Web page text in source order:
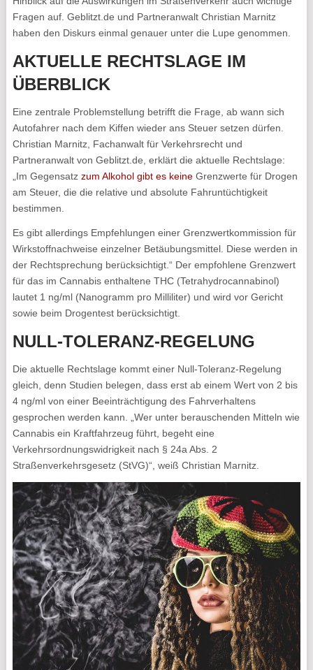
Fragen auf. Geblitzt.de und Partneranwalt Christian Marnitz
haben den Diskurs einmal genauer unter die Lupe genommen.
AKTUELLE RECHTSLAGE IM
ÜBERBLICK
Eine zentrale Problemstellung betrifft die Frage, ab wann sich
Autofahrer nach dem Kiffen wieder ans Steuer setzen dürfen.
Christian Marnitz, Fachanwalt für Verkehrsrecht und
Partneranwalt von Geblitzt.de, erklärt die aktuelle Rechtslage:
„Im Gegensatz zum Alkohol gibt es keineGrenzwerte für Drogen
am Steuer, die die relative und absolute Fahruntüchtigkeit
bestimmen.
Es gibt allerdings Empfehlungen einer Grenzwertkommission für
Wirkstoffnachweise einzelner Betäubungsmittel. Diese werden in
der Rechtsprechung berücksichtigt.“ Der empfohlene Grenzwert
für das im Cannabis enthaltene THC (Tetrahydrocannabinol)
lautet 1 ng/ml (Nanogramm pro Milliliter) und wird vor Gericht
sowie beim Drogentest berücksichtigt.
NULL-TOLERANZ-REGELUNG
Die aktuelle Rechtslage kommt einer Null-Toleranz-Regelung
gleich, denn Studien belegen, dass erst ab einem Wert von 2 bis
4 ng/ml von einer Beeinträchtigung des Fahrverhaltens
gesprochen werden kann. „Wer unter berauschenden Mitteln wie
Cannabis ein Kraftfahrzeug führt, begeht eine
Verkehrsordnungswidrigkeit nach § 24a Abs. 2
Straßenverkehrsgesetz (StVG)“, weiß Christian Marnitz.